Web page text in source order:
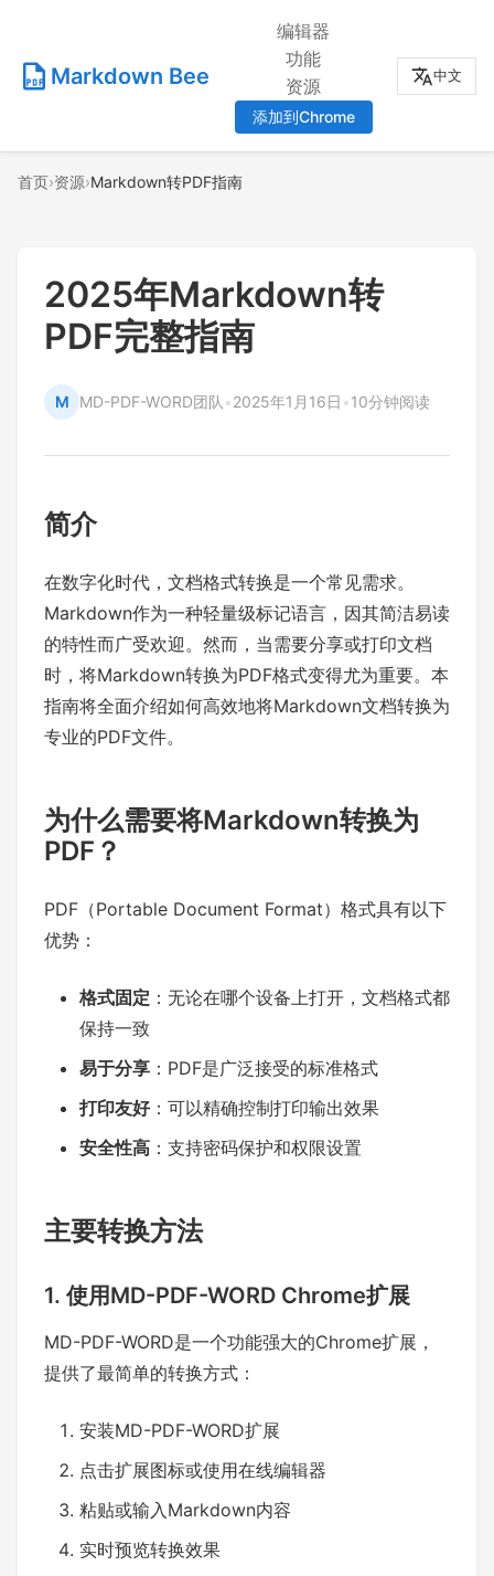
Markdown Bee
编辑器
功能
资源
添加到Chrome
中文
首页›资源›Markdown转PDF指南
2025年Markdown转
PDF完整指南
M MD-PDF-WORD团队 •2025年1月16日 •10分钟阅读
简介
在数字化时代，文档格式转换是一个常见需求。
Markdown作为一种轻量级标记语言，因其简洁易读
的特性而广受欢迎。然而，当需要分享或打印文档
时，将Markdown转换为PDF格式变得尤为重要。本
指南将全面介绍如何高效地将Markdown文档转换为
专业的PDF文件。
为什么需要将Markdown转换为
PDF？
PDF（Portable Document Format）格式具有以下
优势：
格式固定 ：无论在哪个设备上打开，文档格式都
保持一致
易于分享 ：PDF是广泛接受的标准格式
打印友好：可以精确控制打印输出效果
安全性高 ：支持密码保护和权限设置
主要转换方法
1. 使用MD-PDF-WORD Chrome扩展
MD-PDF-WORD是一个功能强大的Chrome扩展，
提供了最简单的转换方式：
安装MD-PDF-WORD扩展
点击扩展图标或使用在线编辑器
粘贴或输入Markdown内容
实时预览转换效果